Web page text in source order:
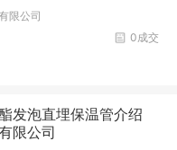
限公司
0成交
发泡直埋保温管介绍
限公司